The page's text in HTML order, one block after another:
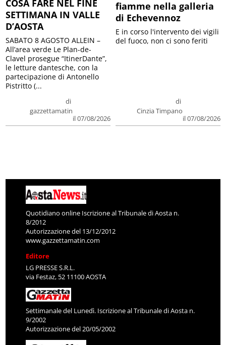
COSA FARE NEL FINE
SETTIMANA IN VALLE
D’AOSTA
di
gazzettamatin
il 07/08/2026
SABATO 8 AGOSTO ALLEIN –
All’area verde Le Plan-de-
Clavel prosegue “ItinerDante”,
le letture dantesche, con la
partecipazione di Antonello
Pistritto (...
fiamme nella galleria
di Echevennoz
di
Cinzia Timpano
il 07/08/2026
E in corso l'intervento dei vigili
del fuoco, non ci sono feriti
Quotidiano online Iscrizione al Tribunale di Aosta n.
8/2012
Autorizzazione del 13/12/2012
www.gazzettamatin.com
Editore
LG PRESSE S.R.L.
via Festaz, 52 11100 AOSTA
Settimanale del Lunedì. Iscrizione al Tribunale di Aosta n.
9/2002
Autorizzazione del 20/05/2002